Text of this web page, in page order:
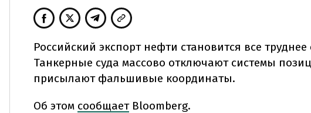
Российский экспорт нефти становится все труднее
Танкерные суда массово отключают системы
присылают фальшивые координаты.
Об этом сообщаетBloomberg.